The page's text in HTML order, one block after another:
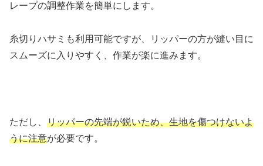
レープの調整作業を簡単にします。
糸切りハサミも利用可能ですが、リッパーの方が縫い目に
スムーズに入りやすく、作業が楽に進みます。
ただし、 リッパーの先端が鋭いため、生地を傷つけないよ
うに注意が必要です。